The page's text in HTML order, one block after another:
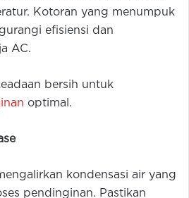
Kotoran yang menumpuk
efisiensi dan
AC.
bersih untuk
optimal.
kondensasi air yang
pendinginan. Pastikan